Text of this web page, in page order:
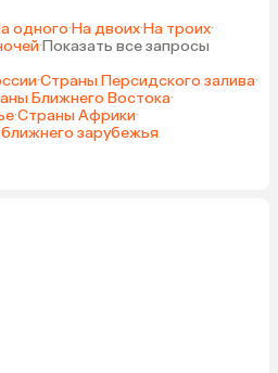
одного·На двоих·На троих·
·Показать все запросы
·Страны Персидского залива·
Ближнего Востока·
·Страны Африки·
зарубежья